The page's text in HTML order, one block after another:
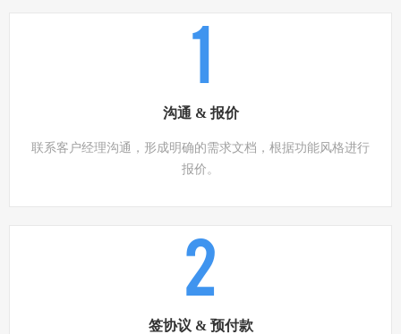
沟通 & 报价
联系客户经理沟通，形成明确的需求文档，根据功能风格进行
报价。
2
签协议 & 预付款